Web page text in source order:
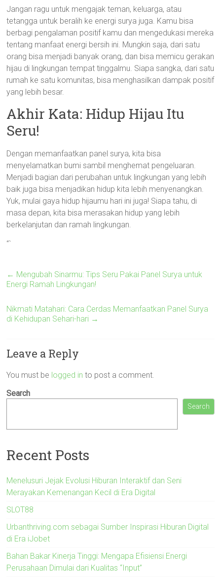
Jangan ragu untuk mengajak teman, keluarga, atau
tetangga untuk beralih ke energi surya juga. Kamu bisa
berbagi pengalaman positif kamu dan mengedukasi mereka
tentang manfaat energi bersih ini. Mungkin saja, dari satu
orang bisa menjadi banyak orang, dan bisa memicu gerakan
hijau di lingkungan tempat tinggalmu. Siapa sangka, dari satu
rumah ke satu komunitas, bisa menghasilkan dampak positif
yang lebih besar.
Akhir Kata: Hidup Hijau Itu
Seru!
Dengan memanfaatkan panel surya, kita bisa
menyelamatkan bumi sambil menghemat pengeluaran.
Menjadi bagian dari perubahan untuk lingkungan yang lebih
baik juga bisa menjadikan hidup kita lebih menyenangkan.
Yuk, mulai gaya hidup hijaumu hari ini juga! Siapa tahu, di
masa depan, kita bisa merasakan hidup yang lebih
berkelanjutan dan ramah lingkungan.
“`
← Mengubah Sinarmu: Tips Seru Pakai Panel Surya untuk
Energi Ramah Lingkungan!
Nikmati Matahari: Cara Cerdas Memanfaatkan Panel Surya
di Kehidupan Sehari-hari →
Leave a Reply
You must be logged in to post a comment.
Search
Search
Recent Posts
Menelusuri Jejak Evolusi Hiburan Interaktif dan Seni
Merayakan Kemenangan Kecil di Era Digital
SLOT88
Urbanthriving.com sebagai Sumber Inspirasi Hiburan Digital
di Era iJobet
Bahan Bakar Kinerja Tinggi: Mengapa Efisiensi Energi
Perusahaan Dimulai dari Kualitas “Input”